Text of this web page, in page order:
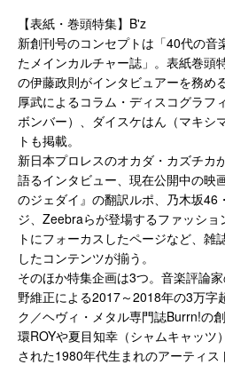
【表紙・巻頭特集】B'z
新創刊号のコンセプトは「40代の音
たメインカルチャー誌」。表紙巻頭
の伊藤政則がインタビュアーを務め
厚武によるコラム・ディスコグラフ
ボンバー）、ダイスケはん（マキシ
トも掲載。
新日本プロレスのオカダ・カズチカ
語るインタビュー、現在公開中の映
のジェダイ』の翻訳ルポ、乃木坂46
ジ、Zeebraらが登場するファッシ
トにフォーカスしたページなど、雑
したコンテンツが揃う。
そのほか特集企画は3つ。音楽評論
野維正による2017～2018年の3万字
ク／ヘヴィ・メタル専門誌Burrn!の
環ROYや夏目知幸（シャムキャッツ
された1980年代生まれのアーティス